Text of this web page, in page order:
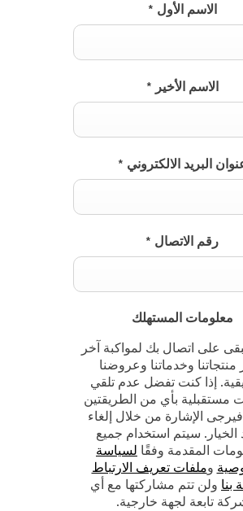
الاسم الأول *
الاسم الأخير *
البريد الالكتروني *
رقم الاتصال *
معلومات المستهلك
على اتصال بك لمواكبة آخر
منتجاتنا وخدماتنا وعروضنا
إذا كنت تفضل عدم تلقي
مستقبلية بأي من الطريقتين
فيرجى الإشارة من خلال إلغاء
الخيار. سيتم استخدام جميع
المقدمة وفقًا لسياسة
وملفات تعريف الارتباط
بنا ولن تتم مشاركتها مع أي
تابعة لجهة خارجية.